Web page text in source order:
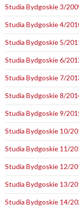
Studia Bydgoskie 3/
Studia Bydgoskie 4/
Studia Bydgoskie 5/
Studia Bydgoskie 6/
Studia Bydgoskie 7/
Studia Bydgoskie 8/
Studia Bydgoskie 9/
Studia Bydgoskie 10/
Studia Bydgoskie 11/
Studia Bydgoskie 12/
Studia Bydgoskie 13/
Studia Bydgoskie 14/